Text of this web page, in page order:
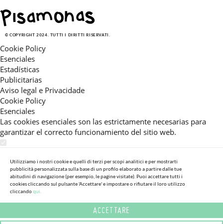
© COPYRIGHT 2024. TUTTI I DIRITTI RISERVATI.
Cookie Policy
Esenciales
Estadísticas
Publicitarias
Aviso legal e Privacidade
Cookie Policy
Esenciales
Las cookies esenciales son las estrictamente necesarias para
garantizar el correcto funcionamiento del sitio web.
Estas cookies nos permiten ofrecerle una experiencia en el sitio
adaptada a su navegación (recomendaciones de producto
personalizadas, énfasis en categorías frecuentemente
consultadas, etc).Al activar esta cookie, nos ayuda a mejorar aún
más su experiencia.
Utilizziamo i nostri cookie e quelli di terzi per scopi analitici e per mostrarti
pubblicità personalizzata sulla base di un profilo elaborato a partire dalle tue
abitudini di navigazione (per esempio, le pagine visitate). Puoi accettare tutti i
cookies cliccando sul pulsante 'Accettare' e impostare o rifiutare il loro utilizzo
cliccandoqui.
ACCETTARE